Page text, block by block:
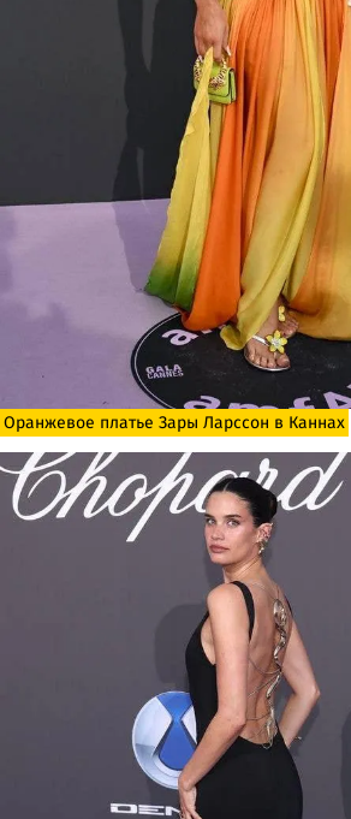
Оранжевое платье Зары Ларссон в Каннах